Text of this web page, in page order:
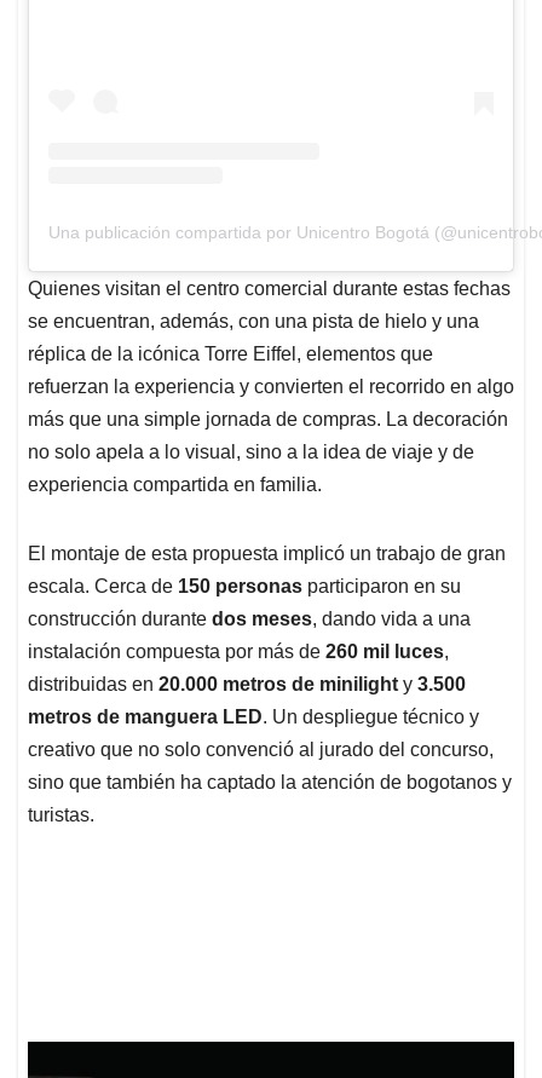
Una publicación compartida por Unicentro Bogotá
Quienes visitan el centro comercial durante estas fechas
se encuentran, además, con una pista de hielo y una
réplica de la icónica Torre Eiffel, elementos que
refuerzan la experiencia y convierten el recorrido en algo
más que una simple jornada de compras. La decoración
no solo apela a lo visual, sino a la idea de viaje y de
experiencia compartida en familia.
El montaje de esta propuesta implicó un trabajo de gran
escala. Cerca de 150 personas participaron en su
construcción durante dos meses, dando vida a una
instalación compuesta por más de 260 mil luces,
distribuidas en 20.000 metros de minilighty 3.500
metros de manguera LED. Un despliegue técnico y
creativo que no solo convenció al jurado del concurso,
sino que también ha captado la atención de bogotanos y
turistas.